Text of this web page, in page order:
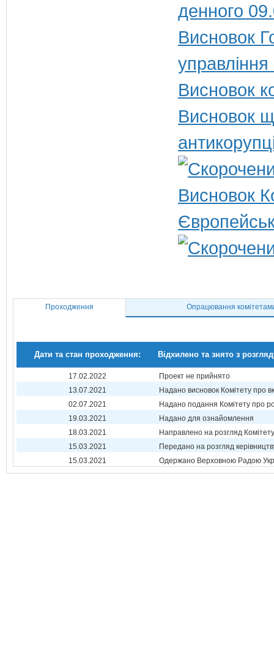
денного
Висновок
Висновок
Висновок
Висновок
Проходження Опрацювання
Дати та стан проходження: Відхилено та знято з
17.02.2022
Проект не прийнято
13.07.2021
Надано висновок Комітету про
02.07.2021
Надано подання Комітету про
19.03.2021
Надано для ознайомлення
18.03.2021
Направлено на розгляд Комітету
15.03.2021
Передано на розгляд
15.03.2021
Одержано Верховною Радою